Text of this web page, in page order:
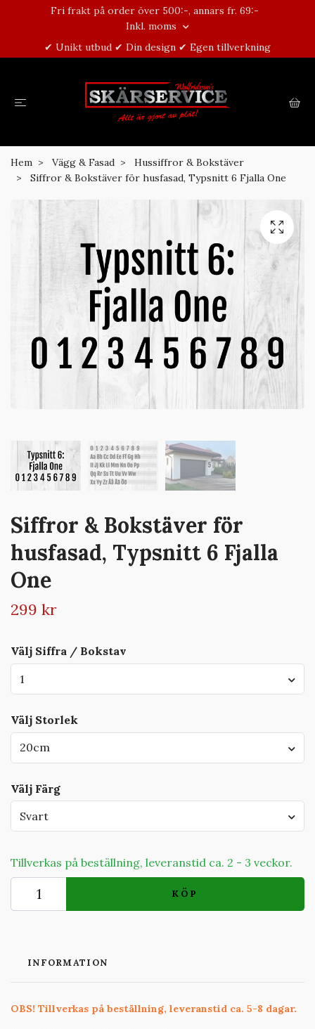
Fri frakt på order över 500:-, annars fr. 69:-
Inkl. moms
✔ Unikt utbud ✔ Din design ✔ Egen tillverkning
Hem Vägg & Fasad
Hussiffror & Bokstäver
Siffror & Bokstäver för husfasad, Typsnitt 6 Fjalla One
Siffror & Bokstäver för
husfasad, Typsnitt 6 Fjalla
One
299 kr
Välj Siffra / Bokstav
1
Välj Storlek
20cm
Välj Färg
Svart
Tillverkas på beställning, leveranstid ca. 2 - 3 veckor.
KÖP
INFORMATION
OBS! Tillverkas på beställning, leveranstid ca. 5-8 dagar.